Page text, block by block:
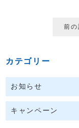
前の
カテゴリー
お知らせ
キャンペーン